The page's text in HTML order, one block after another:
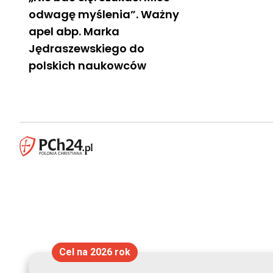
odwagę myślenia”. Ważny
apel abp. Marka
Jędraszewskiego do
polskich naukowców
Cel na 2026 rok